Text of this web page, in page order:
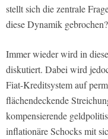
stellt sich die zentrale
diese Dynamik gebrochen?
Immer wieder wird in
diskutiert. Dabei wird
Fiat-Kreditsystem auf
flächendeckende
kompensierende
inflationäre Schocks mit